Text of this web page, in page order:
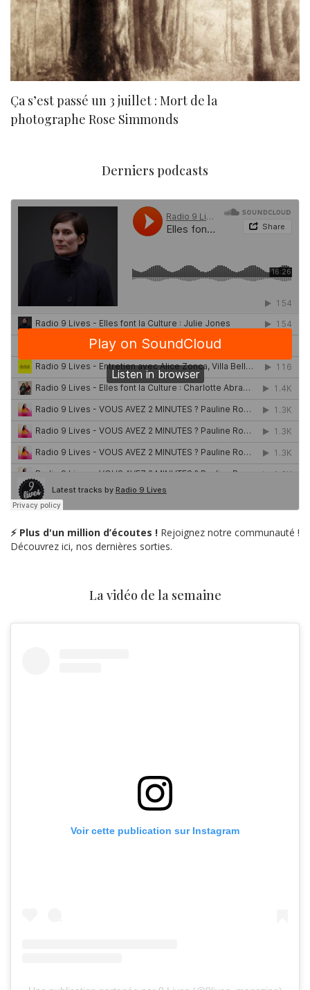
Ça s’est passé un 3 juillet : Mort de la
photographe Rose Simmonds
Derniers podcasts
⚡ Plus d'un million d’écoutes ! Rejoignez notre communauté !
Découvrez ici, nos dernières sorties.
La vidéo de la semaine
Voir cette publication sur Instagram